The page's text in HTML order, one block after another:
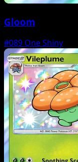
Gloom
#089 One Shiny